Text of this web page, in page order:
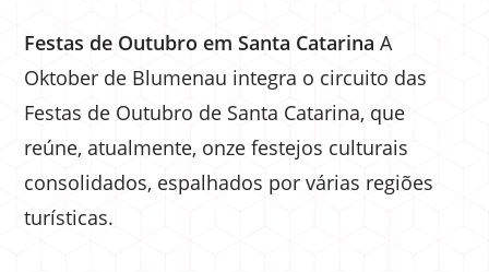
Festas de Outubro em Santa Catarina A
Oktober de Blumenau integra o circuito das
Festas de Outubro de Santa Catarina, que
reúne, atualmente, onze festejos culturais
consolidados, espalhados por várias regiões
turísticas.